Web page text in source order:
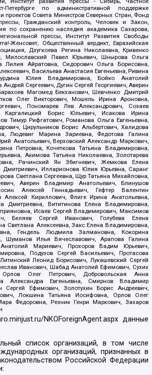
по административной поддержке
проектов Совета Министров Северных Стран, Фонд
Гражданский контроль, Человек и Закон,
по сохранению наследия академика Сахарова,
прессы, Институт Развития Свободы
Женсовет, Общественный вердикт, Евразийская
Дзугкоева Регина Николаевна, Кривенко
Милославский Павел Юрьевич, Шнырова Ольга
Лилия Айратовна, Сидорович Ольга Борисовна,
Васильева Анастасия Евгеньевна, Ривина
Юлия Владимировна, Бойко Анатолий
Сергеевич, Дугин Сергей Георгиевич, Аверин
Магомед Бекханович, Шевченко Дмитрий
Олег Викторович, Мошель Ирина Ароновна,
Пономарев Лев Александрович, Созаев
Каргалицкий Борис Юльевич, Исакова Ирина
Тимур Рифгатович, Романова Ольга Евгеньевна,
Цирульников Борис Альбертович, Халидова
Людевиг Марина Зариевна, Федотова Галина
Анатольевич, Верховский Александр Маркович,
Петровна, Кочеткова Татьяна Владимировна,
Акимова Татьяна Николаевна, Золотарева
Рачинский Ян Збигневич, Жемкова Елена
Дмитриевич, Илларионова Юлия Юрьевна, Саранг
Светлана Сергеевна, Щур Татьяна Михайловна,
Аверин Владимир Анатольевич, Блинушов
Алексей Геннадьевич, Гефтер Валентин
Кириллович, Флиге Ирина Анатольевна,
Дмитриевна, Вититинова Елена Владимировна,
Исаев Сергей Владимирович, Максимов
Беляев Сергей Иванович, Голубева Елена
Светлана Алексеевна, Закс Елена Владимировна,
Гендель Людмила Залмановна, Кокорина
Шуманов Илья Вячеславович, Арапова Галина
Мариевич, Прохоров Вадим Юрьевич,
Подузов Сергей Васильевич, Протасова
Леонид Борисович, Лукашевский Сергей
Иванович, Шабад Анатолий Ефимович, Сухих
Олег Петрович, Добровольская Анна
Александра Евгеньевна, Смирнов Владимир
Сергей Ефимович, Золотухин Борис Андреевич,
Локшина Татьяна Иосифовна, Орлов Олег
Федоровна, Резник Генри Маркович, Захаров
NKOForeignAgent.aspxданные
список организаций, в том числе
организаций, признанных в
Российской Федерации